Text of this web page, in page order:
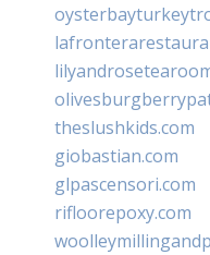
theslushkids.com
giobastian.com
glpascensori.com
rifloorepoxy.com